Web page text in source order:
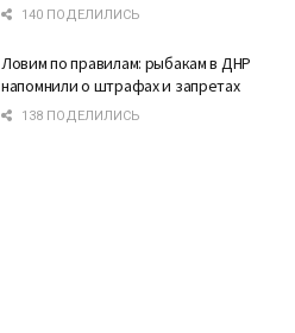
140 ПОДЕЛИЛИСЬ
Ловим по правилам: рыбакам в ДНР
напомнили о штрафах и запретах
138 ПОДЕЛИЛИСЬ